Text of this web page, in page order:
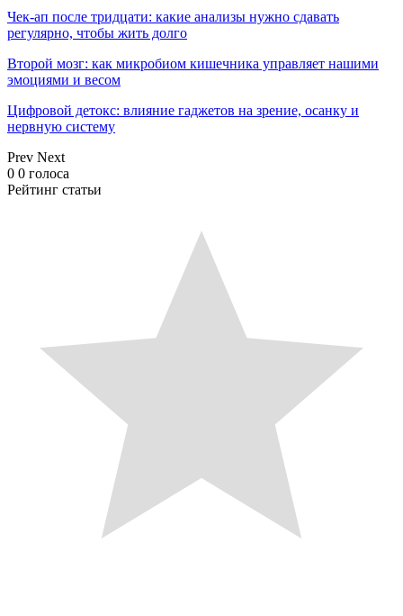
Чек-ап после тридцати: какие анализы нужно сдавать
регулярно, чтобы жить долго
Второй мозг: как микробиом кишечника управляет нашими
эмоциями и весом
Цифровой детокс: влияние гаджетов на зрение, осанку и
нервную систему
Prev Next
0 0 голоса
Рейтинг статьи